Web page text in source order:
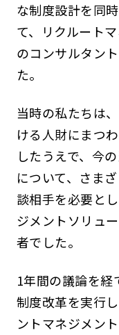
な制度設計を同
て、リクルート
のコンサルタン
た。
当時の私たちは
ける人財にまつ
したうえで、今
について、さま
談相手を必要と
ジメントソリュ
者でした。
1年間の議論を経
制度改革を実行
ントマネジメン